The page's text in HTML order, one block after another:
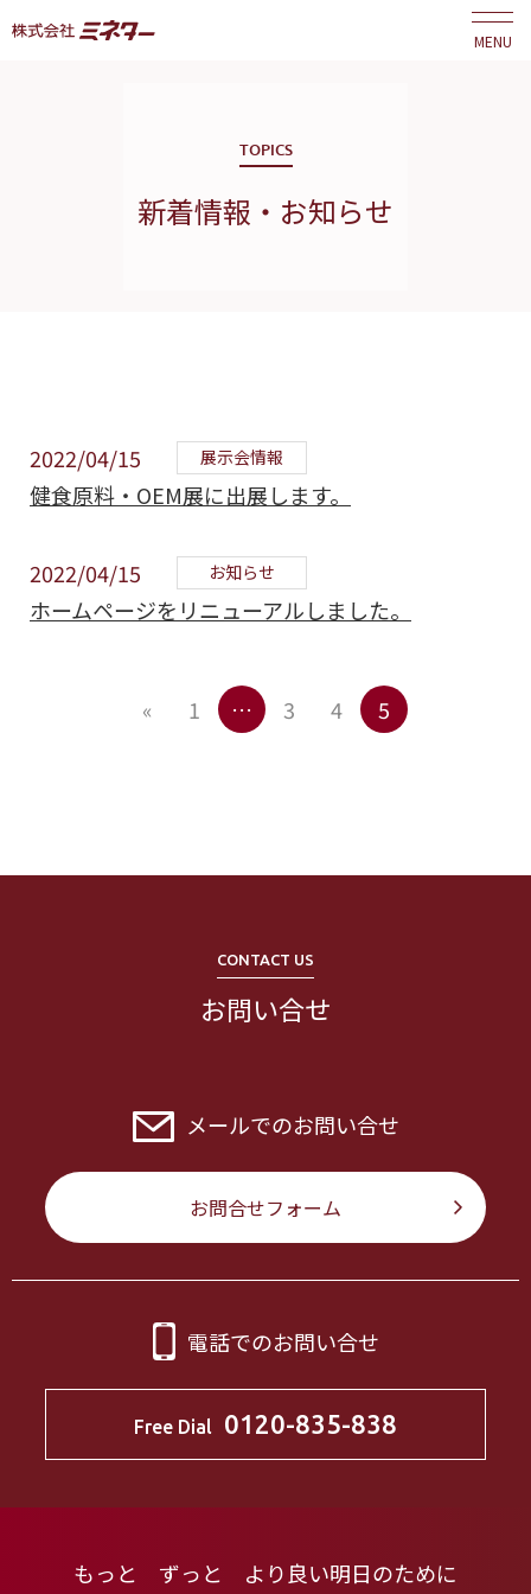
MENU
TOPICS
新着情報・お知らせ
2022/04/15 展示会情報
健食原料・OEM展に出展します。
2022/04/15 お知らせ
ホームページをリニューアルしました。
« 1 … 3 4 5
CONTACT US
お問い合せ
メールでのお問い合せ
お問合せフォーム
電話でのお問い合せ
Free Dial 0120-835-838
もっと ずっと より良い明日のために